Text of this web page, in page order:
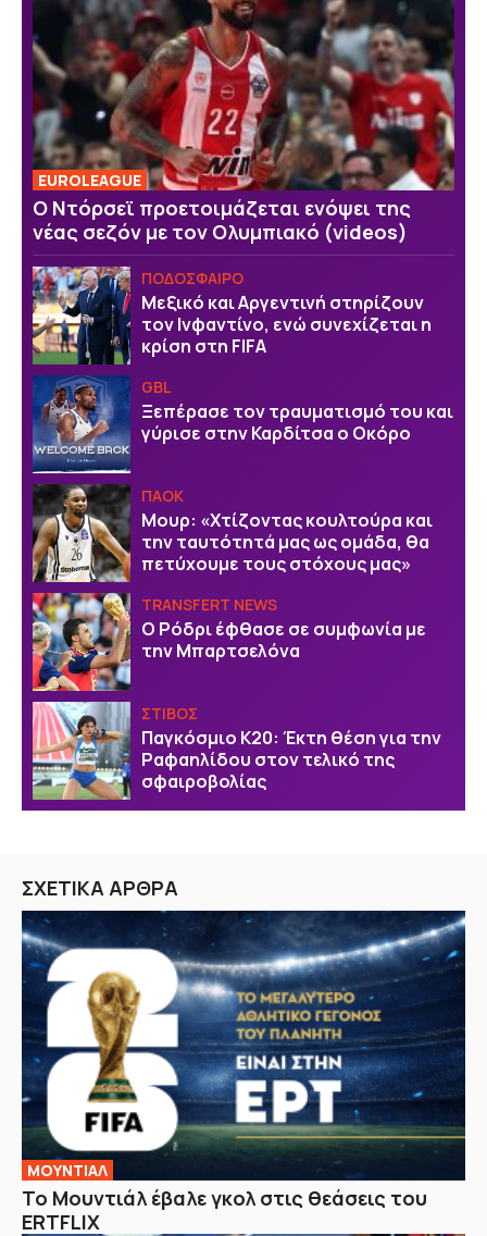
EUROLEAGUE
Ο Ντόρσεϊ προετοιμάζεται ενόψει της
νέας σεζόν με τον Ολυμπιακό (videos)
ΠΟΔΟΣΦΑΙΡΟ
Μεξικό και Αργεντινή στηρίζουν
τον Ινφαντίνο, ενώ συνεχίζεται η
κρίση στη FIFA
GBL
Ξεπέρασε τον τραυματισμό του και
γύρισε στην Καρδίτσα ο Οκόρο
ΠΑΟΚ
Μουρ: «Χτίζοντας κουλτούρα και
την ταυτότητά μας ως ομάδα, θα
πετύχουμε τους στόχους μας»
TRANSFERT NEWS
O Ρόδρι έφθασε σε συμφωνία με
την Μπαρτσελόνα
ΣΤΙΒΟΣ
Παγκόσμιο Κ20: Έκτη θέση για την
Ραφαηλίδου στον τελικό της
σφαιροβολίας
ΣΧΕΤΙΚΑ ΑΡΘΡΑ
ΜΟΥΝΤΙΑΛ
Το Μουντιάλ έβαλε γκολ στις θεάσεις του
ERTFLIX